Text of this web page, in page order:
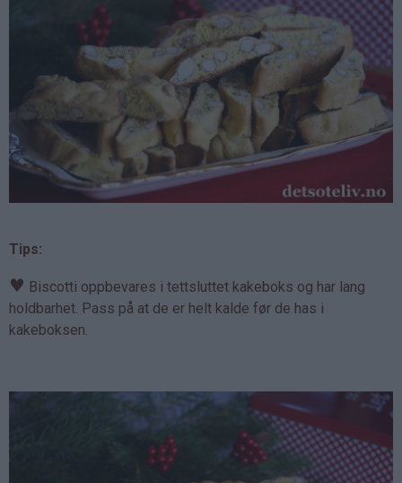
Tips:
♥ Biscotti oppbevares i tettsluttet kakeboks og har lang
holdbarhet. Pass på at de er helt kalde før de has i
kakeboksen.